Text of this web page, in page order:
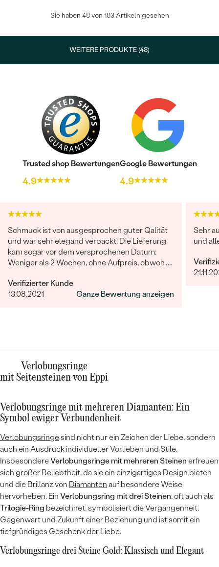
Sie haben 48 von 183 Artikeln gesehen
WEITERE PRODUKTE (48)
Trusted shop Bewertungen
4.9
Google Bewertungen
4.9
Schmuck ist von ausgesprochen guter Qalität
und war sehr elegand verpackt. Die Lieferung
kam sogar vor dem versprochenen Datum:
Weniger als 2 Wochen, ohne Aufpreis, obwohl
Lieferung wurde uns telefonisch vom
sympathischen Kundenservice bestätigt. Wir
Verifizierter Kunde
13.08.2021
Ganze Bewertung anzeigen
Sehr
und
Verlobungsringe
mit Seitensteinen von Eppi
Verlobungsringe mit mehreren Diamanten: Ein
Symbol ewiger Verbundenheit
Verlobungsringesind nicht nur ein Zeichen der Liebe, sondern
auch ein Ausdruck individueller Vorlieben und Stile.
InsbesondereVerlobungsringe mit mehreren Steinen erfreuen
sich großer Beliebtheit, da sie ein einzigartiges Design bieten
und die Brillanz von Diamanten auf besondere Weise
hervorheben. Ein Verlobungsring mit drei Steinen, oft auch als
Trilogie-Ring bezeichnet, symbolisiert die Vergangenheit,
Gegenwart und Zukunft einer Beziehung und ist somit ein
tiefgründiges Geschenk der Liebe.
Verlobungsringe drei Steine Gold: Klassisch und Elegant